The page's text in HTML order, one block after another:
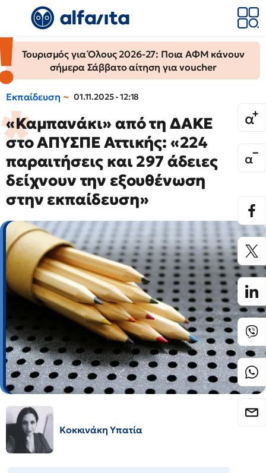
Τουρισμός για Όλους 2026-27: Ποια ΑΦΜ κάνουν
σήμερα Σάββατο αίτηση για voucher
Εκπαίδευση 01.11.2025 - 12:18
«Καμπανάκι» από τη ΔΑΚΕ
στο ΑΠΥΣΠΕ Αττικής: «224
παραιτήσεις και 297 άδειες
δείχνουν την εξουθένωση
στην εκπαίδευση»
Κοκκινάκη Υπατία